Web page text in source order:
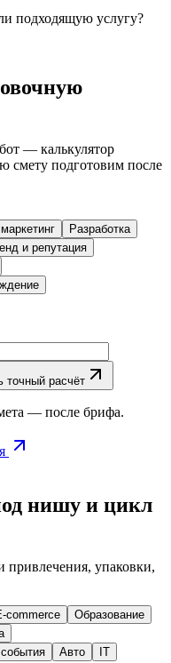
подходящую услугу?
— калькулятор
смету подготовим после
Разработка
и репутация
точный расчёт
— после брифа.
нишу и цикл
упаковки,
commerce
Образование
Авто
IT